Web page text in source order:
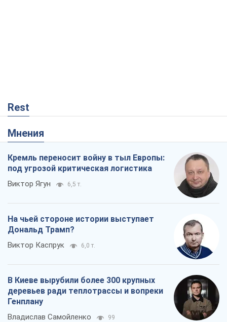
Rest
Мнения
Кремль переносит войну в тыл Европы:
под угрозой критическая логистика
Виктор Ягун 6,5 т.
На чьей стороне истории выступает
Дональд Трамп?
Виктор Каспрук 6,0 т.
В Киеве вырубили более 300 крупных
деревьев ради теплотрассы и вопреки
Генплану
Владислав Самойленко 99